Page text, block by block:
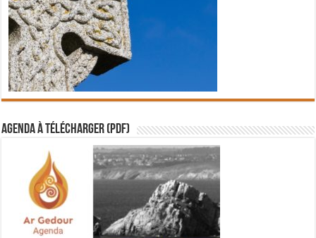
Agenda à télécharger (PDF)